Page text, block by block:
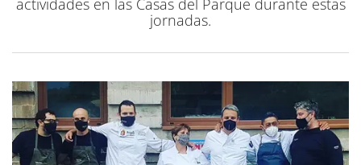
actividades en las Casas del Parque durante estas
jornadas.